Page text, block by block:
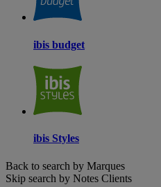
ibis budget
ibis Styles
Back to search by Marques
Skip search by Notes Clients